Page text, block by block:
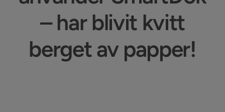
Företaget
Support
– har blivit kvitt
berget av papper!